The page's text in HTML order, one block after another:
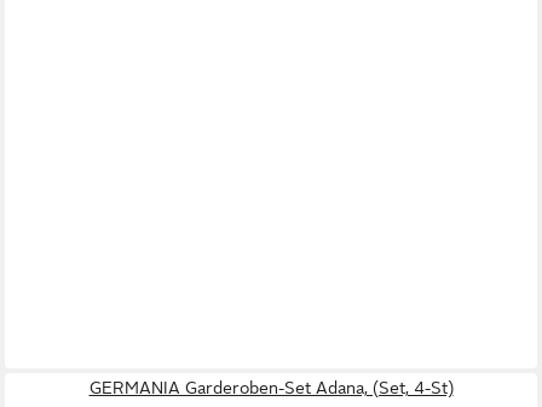
GERMANIA Garderoben-Set Adana, (Set, 4-St)